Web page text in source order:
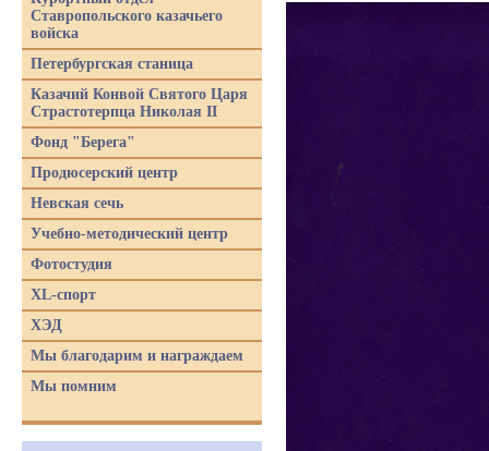
Ставропольского казачьего
войска
Петербургская станица
Казачий Конвой Святого Царя
Страстотерпца Николая II
Фонд "Берега"
Продюсерский центр
Невская сечь
Учебно-методический центр
Фотостудия
XL-спорт
ХЭД
Мы благодарим и награждаем
Мы помним